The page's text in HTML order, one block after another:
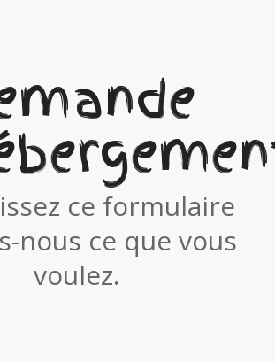
ce formulaire
nous ce que vous
voulez.